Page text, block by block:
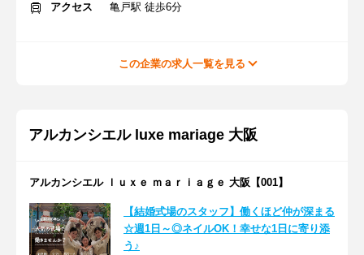
アクセス
亀戸駅 徒歩6分
この企業の求人一覧を見る
アルカンシエル luxe mariage 大阪
アルカンシエル ｌｕｘｅ ｍａｒｉａｇｅ 大阪【001】
【結婚式場のスタッフ】働くほど仲が深まる
☆週1日～◎ネイルOK！幸せな1日に寄り添
う♪